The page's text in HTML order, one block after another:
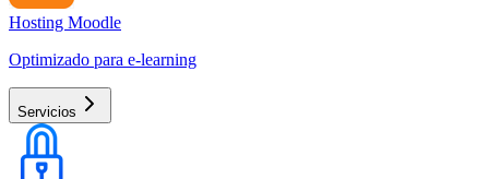
Hosting Moodle
Optimizado para e-learning
Servicios